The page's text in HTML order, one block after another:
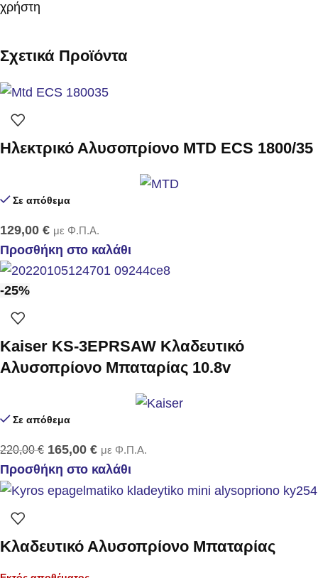
χρήστη
Σχετικά Προϊόντα
Ηλεκτρικό Αλυσοπρίονο MTD ECS 1800/35
Σε απόθεμα
129,00 € με Φ.Π.Α.
Προσθήκη στο καλάθι
-25%
Kaiser KS-3EPRSAW Κλαδευτικό
Αλυσοπρίονο Μπαταρίας 10.8v
Σε απόθεμα
220,00€ 165,00 € με Φ.Π.Α.
Προσθήκη στο καλάθι
Κλαδευτικό Αλυσοπρίονο Μπαταρίας